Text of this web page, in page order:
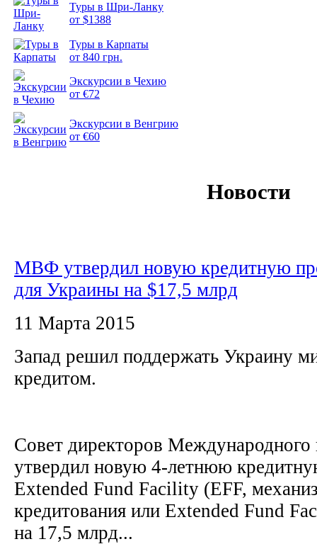
Туры в Шри-Ланку
от $1388
Туры в Карпаты
от 840 грн.
Экскурсии в Чехию
от €72
Экскурсии в Венгрию
от €60
Новости
МВФ утвердил новую кредитную
для Украины на $17,5 млрд
11 Марта 2015
Запад решил поддержать Украину
кредитом.
Совет директоров
утвердил новую 4-летнюю
Extended Fund Facility (EFF,
кредитования или Extended Fund
на 17,5 млрд...